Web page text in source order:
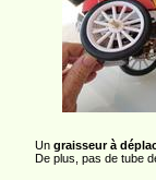
Un graisseur à
De plus, pas de tube